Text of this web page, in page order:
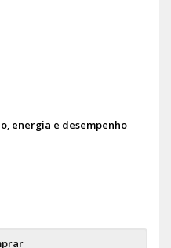
energia e desempenho